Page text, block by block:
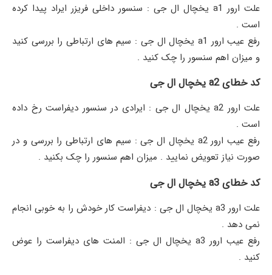
علت ارور a1 یخچال ال جی : سنسور داخلی فریزر ایراد پیدا کرده
است .
رفع عیب ارور a1 یخچال ال جی : سیم های ارتباطی را بررسی کنید
و میزان اهم سنسور را چک کنید .
کد خطای a2 یخچال ال جی
علت ارور a2 یخچال ال جی : ایرادی در سنسور دیفراست رخ داده
است ‌.
رفع عیب ارور a2 یخچال ال جی : سیم های ارتباطی را بررسی و در
صورت نیاز تعویض نمایید . میزان اهم سنسور را چک بکنید ‌.
کد خطای a3 یخچال ال جی
علت ارور a3 یخچال ال جی : دیفراست کار خودش را به خوبی انجام
نمی دهد .
رفع عیب ارور a3 یخچال ال جی : المنت های دیفراست را عوض
کنید .